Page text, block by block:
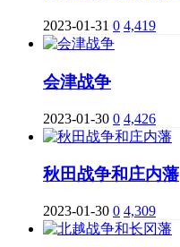
2023-01-31 0 4,419
会津战争
2023-01-30 0 4,426
秋田战争和庄内藩
2023-01-30 0 4,309